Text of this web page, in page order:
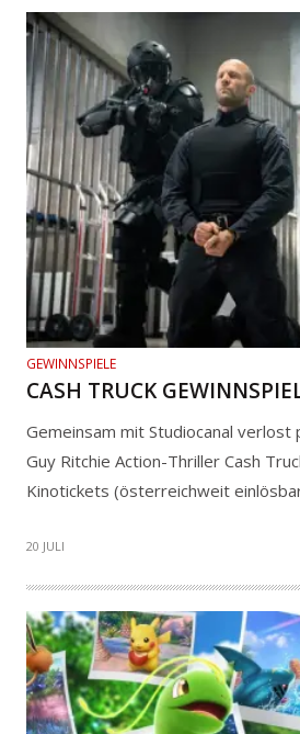
GEWINNSPIELE
CASH TRUCK
Gemeinsam mit Studiocanal verlost
Guy Ritchie Action-Thriller Cash
Kinotickets (österreichweit
20 JULI